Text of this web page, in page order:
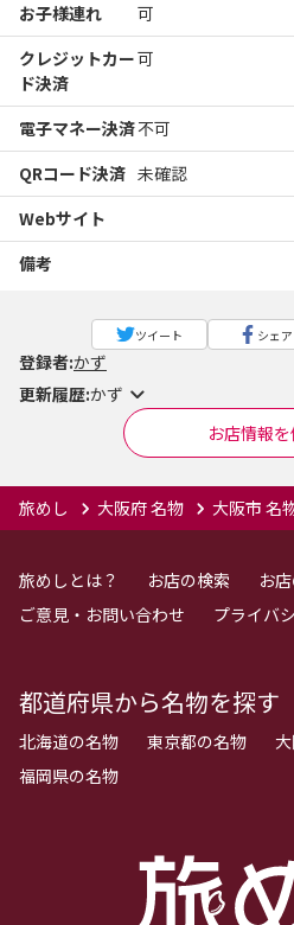
お子様連れ
可
クレジットカー
ド決済
可
電子マネー決済不可
QRコード決済 未確認
Webサイト
備考
ツイート シェア
登録者:かず
更新履歴:かず
お店情報
旅めし 大阪府 名物 大阪市 名
旅めしとは？ お店の検索
お
ご意見・お問い合わせ
プライバ
都道府県から名物を探す
北海道の名物 東京都の名物
福岡県の名物